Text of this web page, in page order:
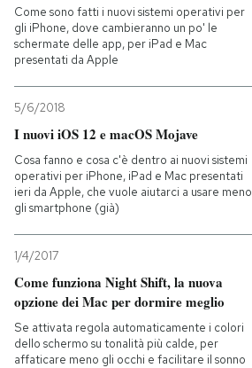
I MIEI PREFERITI
SHOP
CALENDARIO
Entra
Come sono fatti i nuovi sistemi operativi per
gli iPhone, dove cambieranno un po' le
schermate delle app, per iPad e Mac
presentati da Apple
5/6/2018
I nuovi iOS 12 e macOS Mojave
Cosa fanno e cosa c'è dentro ai nuovi sistemi
operativi per iPhone, iPad e Mac presentati
ieri da Apple, che vuole aiutarci a usare meno
gli smartphone (già)
1/4/2017
Come funziona Night Shift, la nuova
opzione dei Mac per dormire meglio
Se attivata regola automaticamente i colori
dello schermo su tonalità più calde, per
affaticare meno gli occhi e facilitare il sonno